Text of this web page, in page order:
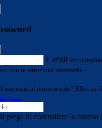
E-mail Verrà
con le istruzioni necessarie.
associata al nome utente? Effettua
prega di controllare la casella